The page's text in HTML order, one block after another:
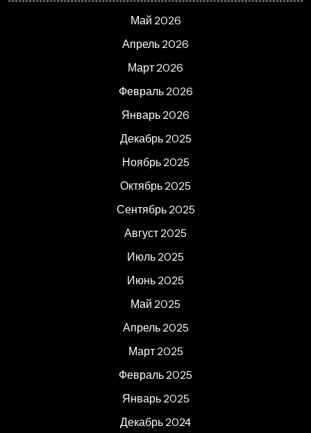
Май 2026
Апрель 2026
Март 2026
Февраль 2026
Январь 2026
Декабрь 2025
Ноябрь 2025
Октябрь 2025
Сентябрь 2025
Август 2025
Июль 2025
Июнь 2025
Май 2025
Апрель 2025
Март 2025
Февраль 2025
Январь 2025
Декабрь 2024